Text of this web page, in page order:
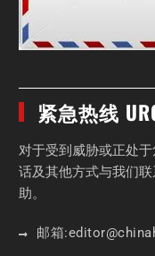
紧急热线
对于受到威胁或正处
话及其他方式与我们
助。
邮箱:editor